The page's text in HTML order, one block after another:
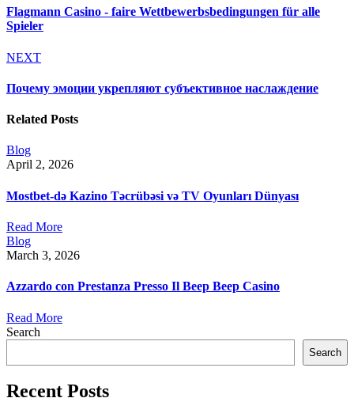
Flagmann Casino - faire Wettbewerbsbedingungen für alle
Spieler
NEXT
Почему эмоции укрепляют субъективное наслаждение
Related Posts
Blog
April 2, 2026
Mostbet-də Kazino Təcrübəsi və TV Oyunları Dünyası
Read More
Blog
March 3, 2026
Azzardo con Prestanza Presso Il Beep Beep Casino
Read More
Search
Search
Recent Posts